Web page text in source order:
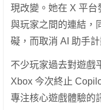
現改變。她在 X 平
與玩家之間的連結，
礙，而取消 AI 助手
不少玩家過去對遊戲
Xbox 今次終止
專注核心遊戲體驗的